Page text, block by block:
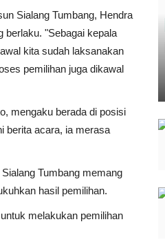
Sialang Tumbang, Hendra
berlaku. "Sebagai kepala
kita sudah laksanakan
pemilihan juga dikawal
mengaku berada di posisi
berita acara, ia merasa
Tumbang memang
hasil pemilihan.
melakukan pemilihan